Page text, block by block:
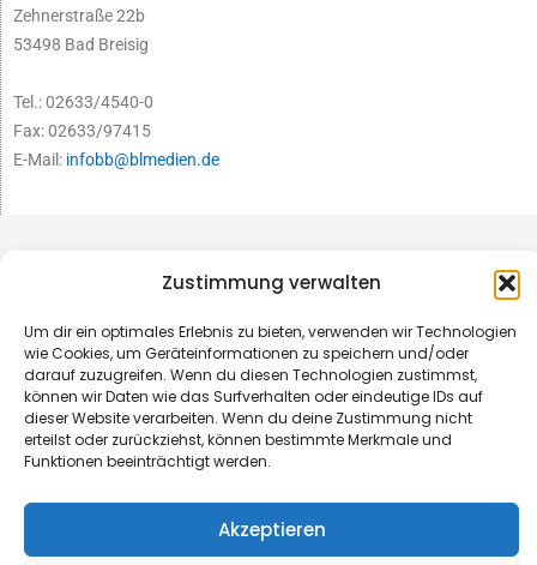
Zustimmung verwalten
Um dir ein optimales Erlebnis zu bieten, verwenden wir Technologien
wie Cookies, um Geräteinformationen zu speichern und/oder
darauf zuzugreifen. Wenn du diesen Technologien zustimmst,
können wir Daten wie das Surfverhalten oder eindeutige IDs auf
dieser Website verarbeiten. Wenn du deine Zustimmung nicht
erteilst oder zurückziehst, können bestimmte Merkmale und
Funktionen beeinträchtigt werden.
Akzeptieren
Zehnerstraße 22b
53498 Bad Breisig
Tel.: 02633/4540-0
Fax: 02633/97415
E-Mail: infobb@blmedien.de